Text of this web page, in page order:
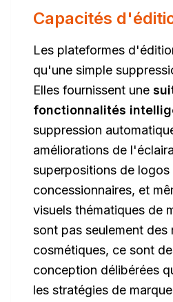
Capacités
Les plateformes
qu'une simple
Elles fournissent une
fonctionnalités
suppression
améliorations de
superpositions de logos
concessionnaires, et
visuels thématiques de
sont pas seulement des
cosmétiques, ce sont
conception délibérées
les stratégies de